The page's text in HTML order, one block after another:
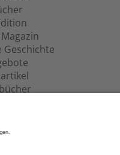
Magazin
Geschichte